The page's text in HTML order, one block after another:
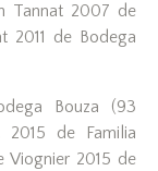
Tannat 2007 de
2011 de Bodega
Bouza (93
2015 de Familia
Viognier 2015 de